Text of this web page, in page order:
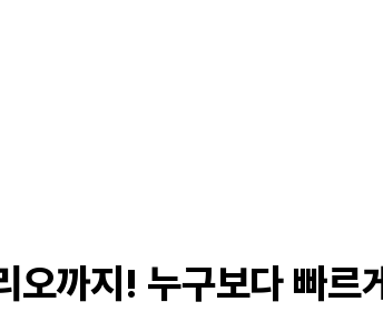
까지! 누구보다 빠르게